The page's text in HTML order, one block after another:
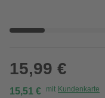
15,99 €
15,51 € mit Kundenkarte